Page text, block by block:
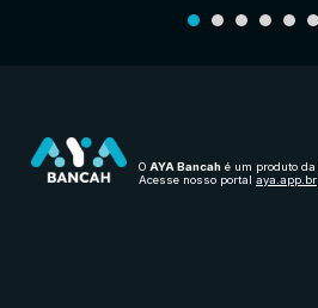
O AYA Bancah é um produto da
Acesse nosso portal aya.app.br